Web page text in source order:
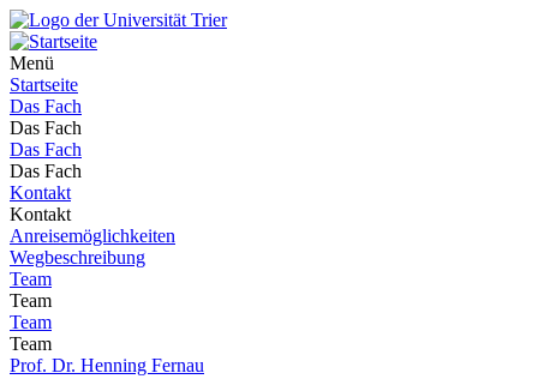
Menü
Startseite
Das Fach
Das Fach
Das Fach
Das Fach
Kontakt
Kontakt
Anreisemöglichkeiten
Wegbeschreibung
Team
Team
Team
Team
Prof. Dr. Henning Fernau